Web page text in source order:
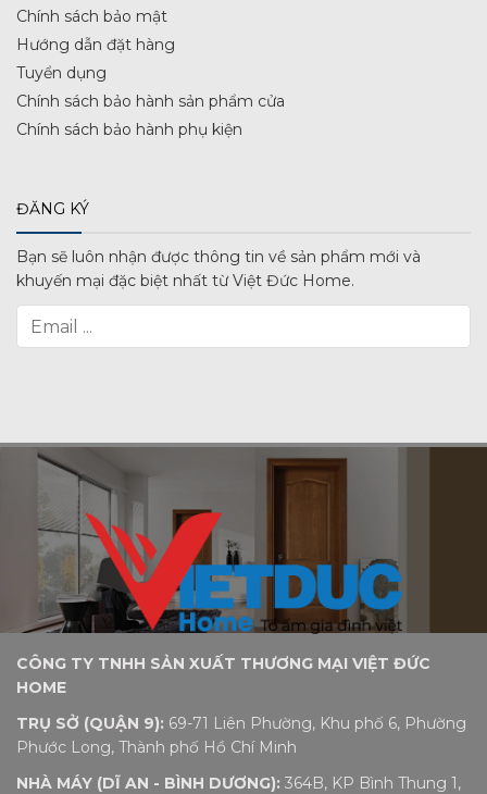
Chính sách bảo mật
Hướng dẫn đặt hàng
Tuyển dụng
Chính sách bảo hành sản phẩm cửa
Chính sách bảo hành phụ kiện
ĐĂNG KÝ
Bạn sẽ luôn nhận được thông tin về sản phẩm mới và
khuyến mại đặc biệt nhất từ Việt Đức Home.
CÔNG TY TNHH SẢN XUẤT THƯƠNG MẠI VIỆT ĐỨC
HOME
TRỤ SỞ (QUẬN 9): 69-71 Liên Phường, Khu phố 6, Phường
Phước Long, Thành phố Hồ Chí Minh
NHÀ MÁY (DĨ AN - BÌNH DƯƠNG): 364B, KP Bình Thung 1,